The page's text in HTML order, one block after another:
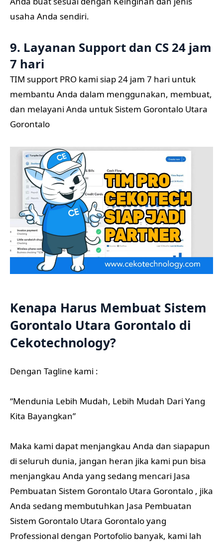
usaha Anda sendiri.
9. Layanan Support dan CS 24 jam
7 hari
TIM support PRO kami siap 24 jam 7 hari untuk
membantu Anda dalam menggunakan, membuat,
dan melayani Anda untuk Sistem Gorontalo Utara
Gorontalo
Kenapa Harus Membuat Sistem
Gorontalo Utara Gorontalo di
Cekotechnology?
Dengan Tagline kami :
“Mendunia Lebih Mudah, Lebih Mudah Dari Yang
Kita Bayangkan”
Maka kami dapat menjangkau Anda dan siapapun
di seluruh dunia, jangan heran jika kami pun bisa
menjangkau Anda yang sedang mencari Jasa
Pembuatan Sistem Gorontalo Utara Gorontalo , jika
Anda sedang membutuhkan Jasa Pembuatan
Sistem Gorontalo Utara Gorontalo yang
Professional dengan Portofolio banyak, kami lah